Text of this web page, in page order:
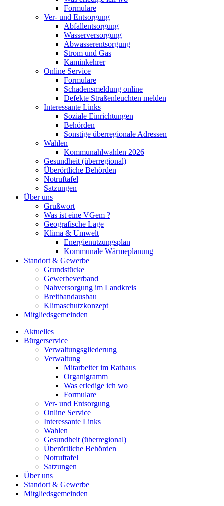
Formulare
Ver- und Entsorgung
Abfallentsorgung
Wasserversorgung
Abwasserentsorgung
Strom und Gas
Kaminkehrer
Online Service
Formulare
Schadensmeldung online
Defekte Straßenleuchten melden
Interessante Links
Soziale Einrichtungen
Behörden
Sonstige überregionale Adressen
Wahlen
Kommunahlwahlen 2026
Gesundheit (überregional)
Überörtliche Behörden
Notruftafel
Satzungen
Über uns
Grußwort
Was ist eine VGem ?
Geografische Lage
Klima & Umwelt
Energienutzungsplan
Kommunale Wärmeplanung
Standort & Gewerbe
Grundstücke
Gewerbeverband
Nahversorgung im Landkreis
Breitbandausbau
Klimaschutzkonzept
Mitgliedsgemeinden
Aktuelles
Bürgerservice
Verwaltungsgliederung
Verwaltung
Mitarbeiter im Rathaus
Organigramm
Was erledige ich wo
Formulare
Ver- und Entsorgung
Online Service
Interessante Links
Wahlen
Gesundheit (überregional)
Überörtliche Behörden
Notruftafel
Satzungen
Über uns
Standort & Gewerbe
Mitgliedsgemeinden